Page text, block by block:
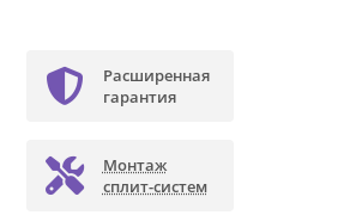
Расширенная
гарантия
Монтаж
сплит-систем